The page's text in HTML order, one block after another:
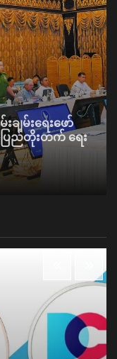
ျမ်းရေးဖော်
ပြည်တိုးတက် ရေး